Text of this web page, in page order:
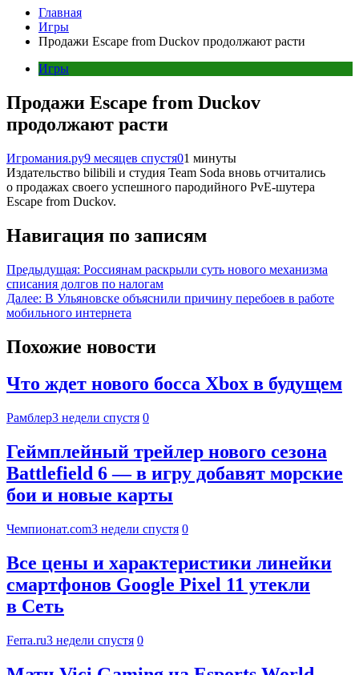
Главная
Игры
Продажи Escape from Duckov продолжают расти
Игры
Продажи Escape from Duckov
продолжают расти
Игромания.ру9 месяцев спустя01 минуты
Издательство bilibili и студия Team Soda вновь отчитались
о продажах своего успешного пародийного PvE-шутера
Escape from Duckov.
Навигация по записям
Предыдущая: Россиянам раскрыли суть нового механизма
списания долгов по налогам
Далее: В Ульяновске объяснили причину перебоев в работе
мобильного интернета
Похожие новости
Что ждет нового босса Xbox в будущем
Рамблер3 недели спустя 0
Геймплейный трейлер нового сезона
Battlefield 6 — в игру добавят морские
бои и новые карты
Чемпионат.com3 недели спустя 0
Все цены и характеристики линейки
смартфонов Google Pixel 11 утекли
в Сеть
Ferra.ru3 недели спустя 0